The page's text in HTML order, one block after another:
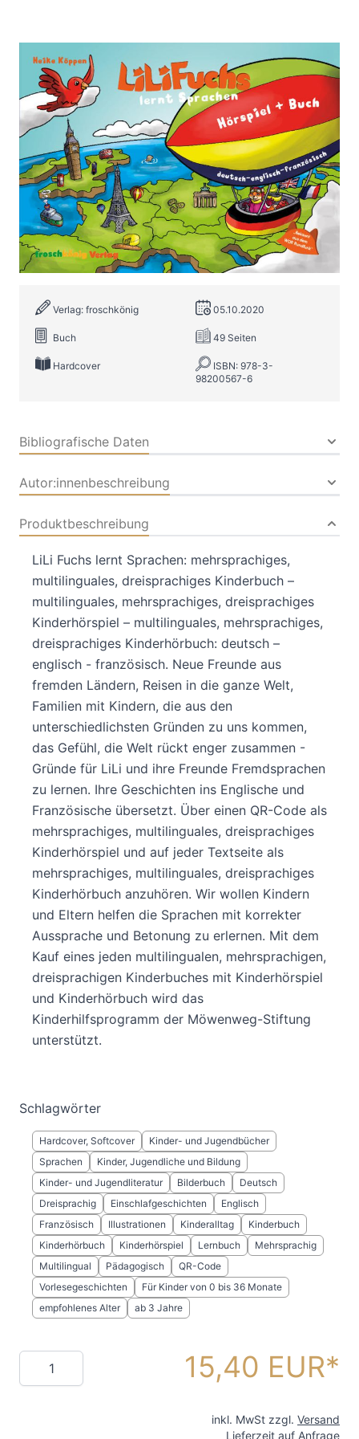
LiLi Fuchs lernt Sprachen -
deutsch-englisch-französisch
Zur Wunschliste hinzufügen
Mehrsprachiges Kinderbuch mit Kinderhörspiel
deutsch-englisch-französisch
VonHeike Köppen
Verlag: froschkönig 05.10.2020
Buch 49 Seiten
Hardcover
ISBN: 978-3-
98200567-6
Bibliografische Daten
Autor:innenbeschreibung
Produktbeschreibung
LiLi Fuchs lernt Sprachen: mehrsprachiges,
multilinguales, dreisprachiges Kinderbuch –
multilinguales, mehrsprachiges, dreisprachiges
Kinderhörspiel – multilinguales, mehrsprachiges,
dreisprachiges Kinderhörbuch: deutsch –
englisch - französisch. Neue Freunde aus
fremden Ländern, Reisen in die ganze Welt,
Familien mit Kindern, die aus den
unterschiedlichsten Gründen zu uns kommen,
das Gefühl, die Welt rückt enger zusammen -
Gründe für LiLi und ihre Freunde Fremdsprachen
zu lernen. Ihre Geschichten ins Englische und
Französische übersetzt. Über einen QR-Code als
mehrsprachiges, multilinguales, dreisprachiges
Kinderhörspiel und auf jeder Textseite als
mehrsprachiges, multilinguales, dreisprachiges
Kinderhörbuch anzuhören. Wir wollen Kindern
und Eltern helfen die Sprachen mit korrekter
Aussprache und Betonung zu erlernen. Mit dem
Kauf eines jeden multilingualen, mehrsprachigen,
dreisprachigen Kinderbuches mit Kinderhörspiel
und Kinderhörbuch wird das
Kinderhilfsprogramm der Möwenweg-Stiftung
unterstützt.
Schlagwörter
Hardcover, Softcover
Kinder- und Jugendbücher
Sprachen
Kinder, Jugendliche und Bildung
Kinder- und Jugendliteratur
Bilderbuch
Deutsch
Dreisprachig
Einschlafgeschichten
Englisch
Französisch
Illustrationen Kinderalltag
Kinderbuch
Kinderhörbuch
Kinderhörspiel Lernbuch
Mehrsprachig
Multilingual
Pädagogisch
QR-Code
Vorlesegeschichten
Für Kinder von 0 bis 36 Monate
empfohlenes Alter
ab 3 Jahre
Menge 15,40 EUR
inkl. MwSt zzgl. Versand
Lieferzeit auf Anfrage